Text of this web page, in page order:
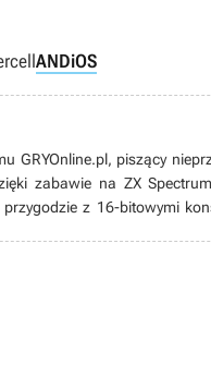
ANDiOS
GRYOnline.pl, piszący
zabawie na ZX
z 16-bitowymi